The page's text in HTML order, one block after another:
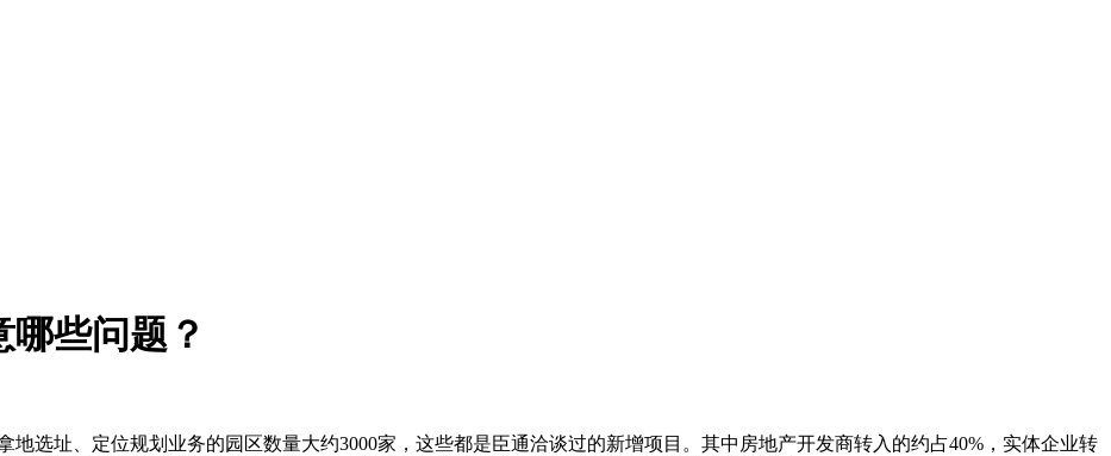
些问题？
地选址、定位规划业务的园区数量大约3000家，这些都是臣通洽谈过的新增项目。其中房地产开发商转入的约占40%，实体企业转